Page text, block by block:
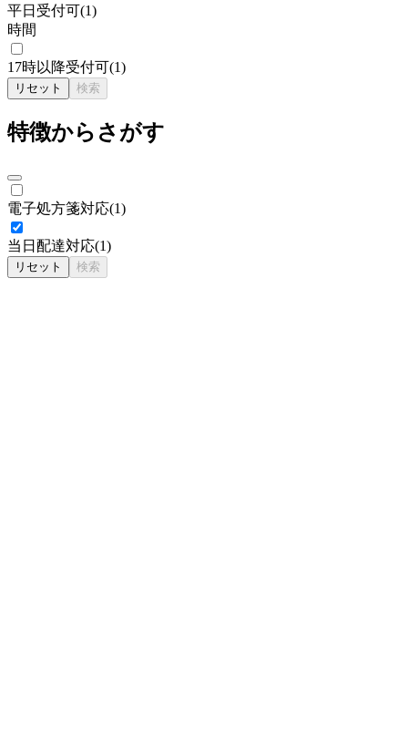
平日受付可(1)
時間
17時以降受付可(1)
リセット 検索
特徴からさがす
電子処方箋対応(1)
当日配達対応(1)
リセット 検索